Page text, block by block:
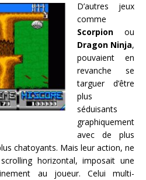
D’autres jeux
comme
Scorpion ou
Dragon Ninja,
pouvaient en
revanche se
targuer d’être
plus
séduisants
graphiquement
avec de plus
chatoyants. Mais leur action, ne
horizontal, imposait une
au joueur. Celui multi-